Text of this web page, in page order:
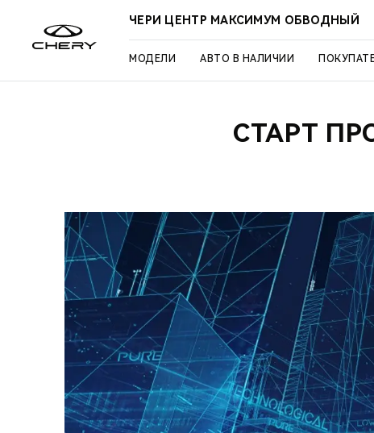
ЧЕРИ ЦЕНТР МАКСИМУМ ОБВОДНЫЙ
МОДЕЛИ АВТО В НАЛИЧИИ
СТАРТ